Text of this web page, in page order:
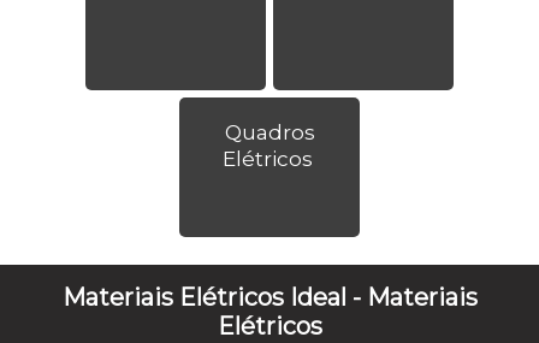
Quadros
Elétricos
Materiais Elétricos Ideal - Materiais
Elétricos